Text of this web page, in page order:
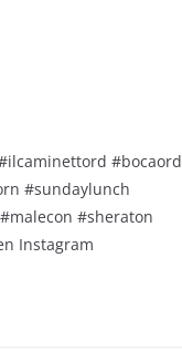
#bocaord
#sundaylunch
#sheraton
Instagram